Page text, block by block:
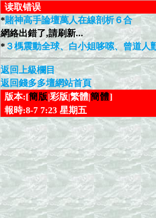
读取错误
*賭神高手論壇萬人在線剖析６合
網絡出錯了,請刷新...
* ３榪震動全球、白小姐哆嗦、曾道人
返回上級欄目
返回錢多多壇網站首頁
版本:[簡版|彩版|繁體|簡體]
報時:8-7 7:23 星期五